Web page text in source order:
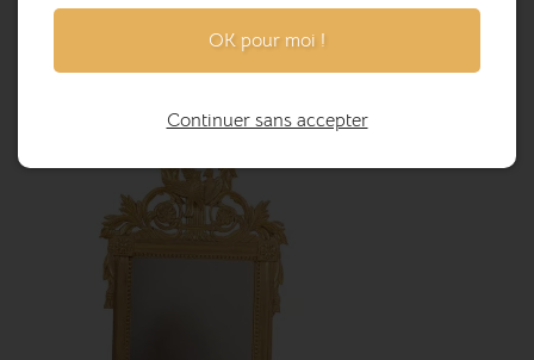
OK pour moi !
Continuer sans accepter